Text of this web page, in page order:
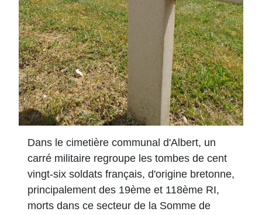
Dans le cimetière communal d'Albert, un
carré militaire regroupe les tombes de cent
vingt-six soldats français, d'origine bretonne,
principalement des 19ème et 118ème RI,
morts dans ce secteur de la Somme de